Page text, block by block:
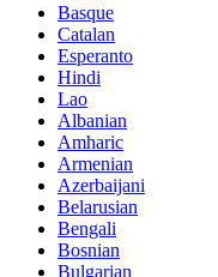
Basque
Catalan
Esperanto
Hindi
Lao
Albanian
Amharic
Armenian
Azerbaijani
Belarusian
Bengali
Bosnian
Bulgarian